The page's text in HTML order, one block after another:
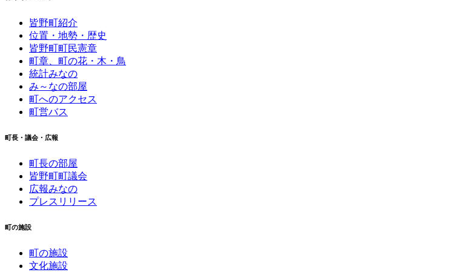
皆野町紹介
位置・地勢・歴史
皆野町町民憲章
町章、町の花・木・鳥
統計みなの
み～なの部屋
町へのアクセス
町営バス
町長・議会・広報
町長の部屋
皆野町町議会
広報みなの
プレスリリース
町の施設
町の施設
文化施設